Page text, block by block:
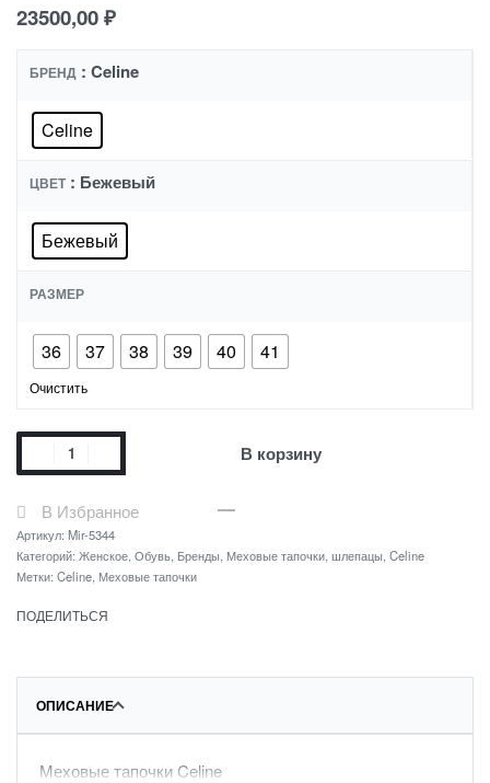
23500,00₽
БРЕНД : Celine
Celine
ЦВЕТ : Бежевый
Бежевый
РАЗМЕР
36 37 38 39 40 41
Очистить
В корзину
В Избранное
Артикул: Mir-5344
Категорий: Женское Обувь Бренды Меховые тапочки, шлепацы Celine
Метки: Celine Меховые тапочки
ПОДЕЛИТЬСЯ
ОПИСАНИЕ
Меховые тапочки Celine